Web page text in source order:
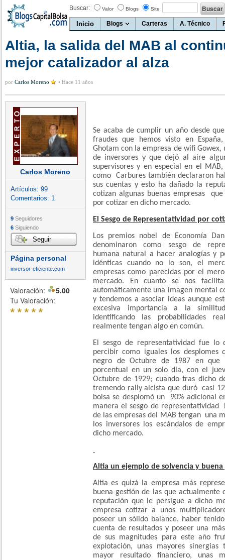
Buscar: Valor Blogs Site
Inicio Blogs Carteras A. Técnico
Altia, la salida del MAB al
mejor catalizador al alza
por Carlos Moreno • Hace 11 años
Carlos Moreno
Artículos: 99
Comentarios: 1
9 Seguidores
6 Siguiendo
Seguir
Página personal
inversor-eficiente.com
Valoración:
5.00
Tu Valoración:
*****
Se acaba de cumplir un año desde
fraudes que hemos visto en
Ghotam con la empresa de wifi Gowex,
de inversores y que dejó al aire
supervisores y en especial en el
como Carbures también declararon
sus cuentas y esto ha dañado la
cotizan algunas buenas empresas
por cotizar en dicho mercado.
El Sesgo de Representatividad por
Los premios nobel de Economía
denominaron como sesgo de
humana natural a hacer analogías y
idénticas cuando no lo son, el
empresas como parecidas por el
mercado. En cuanto se nos
automáticamente una imagen mental
y tendemos a asociar ideas aunque
excesiva importancia a la
identificando las probabilidades
realmente tengan algo en común.
El sesgo de representatividad fue lo
percibir como iguales los desplomes
negro de Octubre de 1987 en
porcentual en un solo día, con el
Octubre de 1929; cuando tras dicho
tremendo rally alcista que duró casi
bolsa se desplomó un 90% adicional
manera el sesgo de representatividad
de las empresas del MAB tengan una
los inversores los escándalos de
dicho mercado.
Altia un ejemplo de solvencia y buena
Altia es quizá la empresa más
buena gestión de las que
reputación que le persigue a dicho
empresa cotizar a unos
poseer un sólido balance, haber
cuenta de resultados y poseer una
de sus magnitudes para este año
explotación, unas mayores
mayor resultado financiero, unas